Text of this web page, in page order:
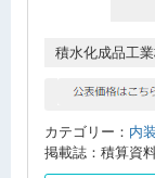
積水化成品工
カテゴリー： 内
掲載誌：積算資